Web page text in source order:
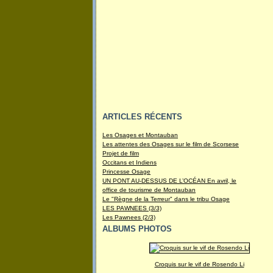
ARTICLES RÉCENTS
Les Osages et Montauban
Les attentes des Osages sur le film de Scorsese
Projet de film
Occitans et Indiens
Princesse Osage
UN PONT AU-DESSUS DE L’OCÉAN En avril, le
office de tourisme de Montauban
Le "Règne de la Terreur" dans le tribu Osage
LES PAWNEES (3/3)
Les Pawnees (2/3)
ALBUMS PHOTOS
Croquis sur le vif de Rosendo Li